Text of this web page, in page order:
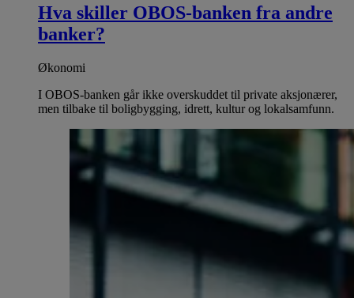
Hva skiller OBOS-banken fra andre
banker?
Økonomi
I OBOS-banken går ikke overskuddet til private aksjonærer,
men tilbake til boligbygging, idrett, kultur og lokalsamfunn.